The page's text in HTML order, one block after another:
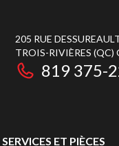
205 RUE
TROIS-RIVIÈRES (QC)
819 375-
SERVICES ET PIÈCES